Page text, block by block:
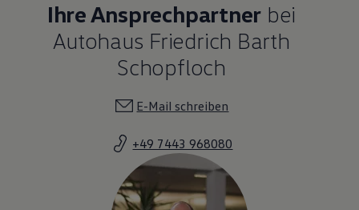
Ihre Ansprechpartner bei
Autohaus Friedrich Barth
Schopfloch
E-Mail schreiben
+49 7443 968080